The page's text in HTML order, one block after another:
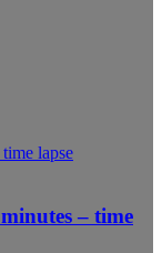
lapse
– time